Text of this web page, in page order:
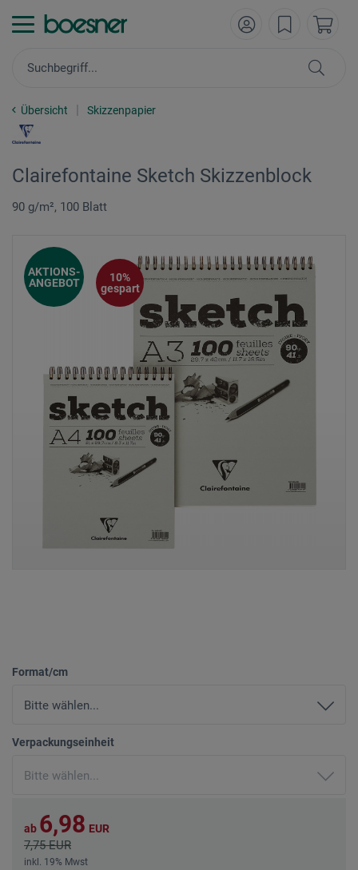
Übersicht Skizzenpapier
Clairefontaine Sketch Skizzenblock
90 g/m², 100 Blatt
AKTIONS-
ANGEBOT
10%
gespart
Format/cm
Verpackungseinheit
ab 6,98 EUR
7,75 EUR
inkl. 19% Mwst